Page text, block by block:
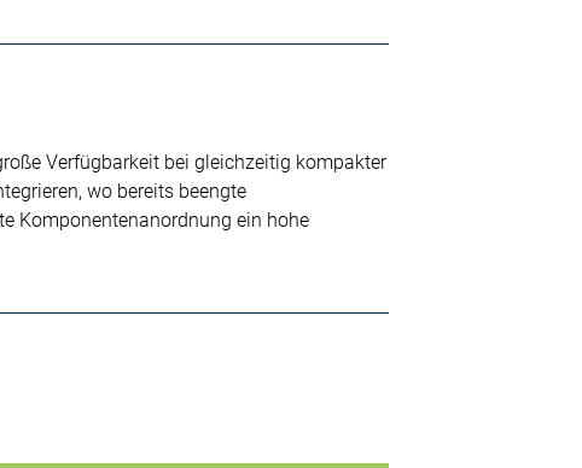
Verfügbarkeit bei gleichzeitig kompakter
wo bereits beengte
Komponentenanordnung ein hohe